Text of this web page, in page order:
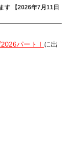
す 【2026年7月11日
パートⅠ に出